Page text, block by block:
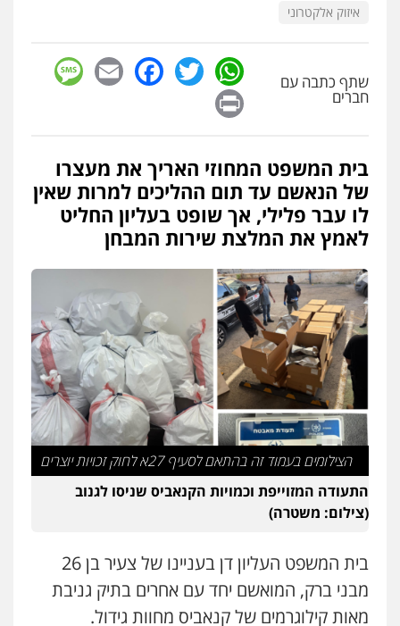
עו"ד נס בן נתן
כלכלי
עו"ד דניאל דרוביצקי
פלילי משפחה צבאי
0526409925
עו"ד משה פלמור
פלילי כלכלי צווארון לבן עורכי דין לענייני
אסירים
0549732303
עו"ד עמית רוזנצויג
משפט פלילי דיני תעבורה
0532700200
עו"ד אור בן שאנן
0549199449
עו"ד מוחמד רחאל
איזוק אלקטרוני
שתף כתבה עם
חברים
WhatsApp
Twitter
Facebook
Email
בית המשפט המחוזי האריך את מעצרו
של הנאשם עד תום ההליכים למרות שאין
לו עבר פלילי, אך שופט בעליון החליט
לאמץ את המלצת שירות המבחן
הצילומים בעמוד זה בהתאם לסעיף 27א לחוק זכויות יוצרים
התעודה המזוייפת וכמויות הקנאביס שניסו לגנוב
(צילום: משטרה)
בית המשפט העליון דן בעניינו של צעיר בן 26
מבני ברק, המואשם יחד עם אחרים בתיק גניבת
מאות קילוגרמים של קנאביס מחוות גידול.